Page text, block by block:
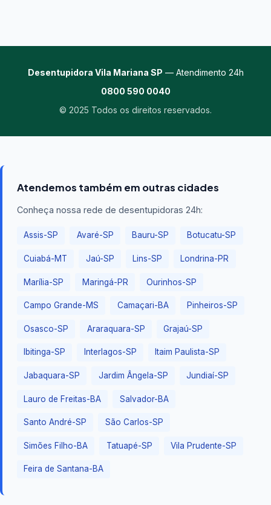
Desentupidora Vila Mariana SP — Atendimento 24h
0800 590 0040
© 2025 Todos os direitos reservados.
Atendemos também em outras cidades
Conheça nossa rede de desentupidoras 24h:
Assis-SP Avaré-SP Bauru-SP Botucatu-SP
Cuiabá-MT Jaú-SP Lins-SP Londrina-PR
Marília-SP Maringá-PR Ourinhos-SP
Campo Grande-MS Camaçari-BA Pinheiros-SP
Osasco-SP Araraquara-SP Grajaú-SP
Ibitinga-SP Interlagos-SP Itaim Paulista-SP
Jabaquara-SP Jardim Ângela-SP Jundiaí-SP
Lauro de Freitas-BA Salvador-BA
Santo André-SP São Carlos-SP
Simões Filho-BA Tatuapé-SP Vila Prudente-SP
Feira de Santana-BA